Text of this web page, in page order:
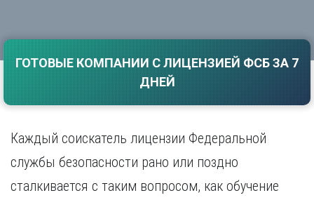
Е
Екатеринбург
И
Ижевск
Иркутск
К
Симферополь
Смоленск
Тамбов
Тверь
Томск
ГОТОВЫЕ КОМПАНИИ С ЛИЦЕНЗИЕЙ ФСБ ЗА 7
ДНЕЙ
Каждый соискатель лицензии Федеральной
службы безопасности рано или поздно
сталкивается с таким вопросом, как обучение